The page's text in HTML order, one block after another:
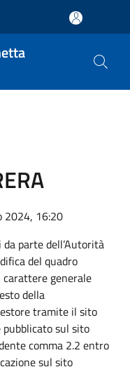
2024, 16:20
parte dell’Autorità
del quadro
generale
della
tramite il sito
pubblicato sul sito
comma 2.2 entro
sul sito